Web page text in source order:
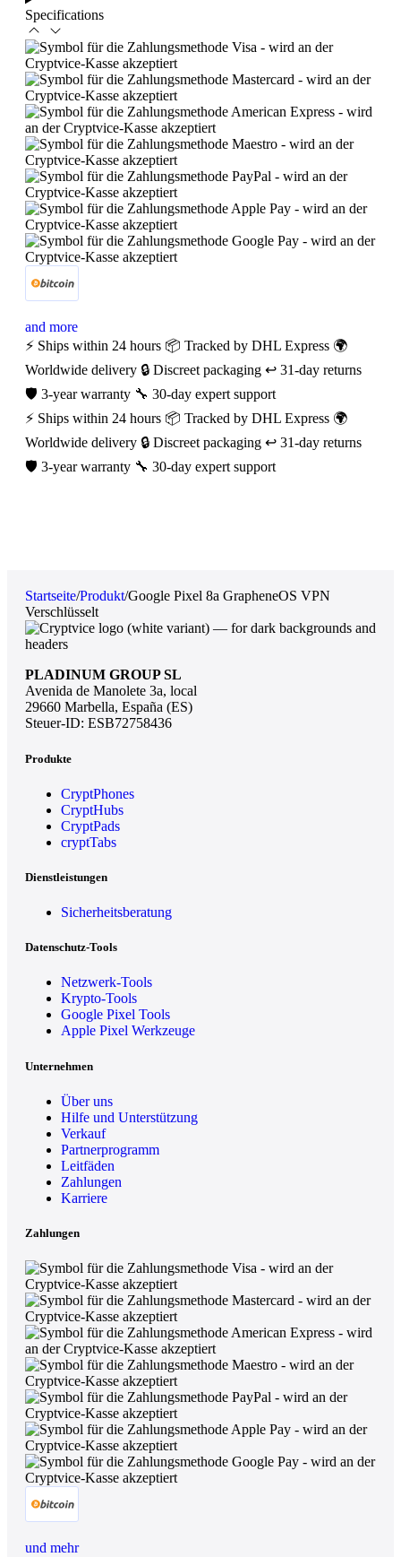
Specifications
and more
⚡ Ships within 24 hours 📦 Tracked by DHL Express 🌍
Worldwide delivery 🔒 Discreet packaging ↩️ 31-day returns
🛡️ 3-year warranty 🔧 30-day expert support
⚡ Ships within 24 hours 📦 Tracked by DHL Express 🌍
Worldwide delivery 🔒 Discreet packaging ↩️ 31-day returns
🛡️ 3-year warranty 🔧 30-day expert support
Startseite/Produkt/Google Pixel 8a GrapheneOS VPN
Verschlüsselt
PLADINUM GROUP SL
Avenida de Manolete 3a, local
29660 Marbella, España (ES)
Steuer-ID: ESB72758436
Produkte
CryptPhones
CryptHubs
CryptPads
cryptTabs
Dienstleistungen
Sicherheitsberatung
Datenschutz-Tools
Netzwerk-Tools
Krypto-Tools
Google Pixel Tools
Apple Pixel Werkzeuge
Unternehmen
Über uns
Hilfe und Unterstützung
Verkauf
Partnerprogramm
Leitfäden
Zahlungen
Karriere
Zahlungen
und mehr